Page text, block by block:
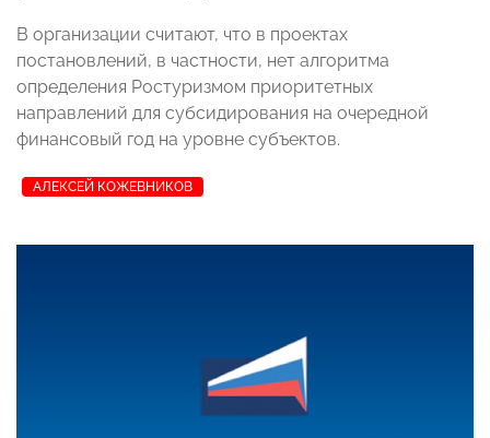
В организации считают, что в проектах
постановлений, в частности, нет алгоритма
определения Ростуризмом приоритетных
направлений для субсидирования на очередной
финансовый год на уровне субъектов.
АЛЕКСЕЙ КОЖЕВНИКОВ